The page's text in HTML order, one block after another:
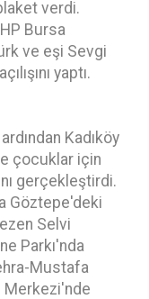
verdi.
Bursa
ve eşi Sevgi
yaptı.
Kadıköy
çocuklar için
gerçekleştirdi.
Göztepe'deki
Selvi
Parkı'nda
Mustafa
Merkezi'nde